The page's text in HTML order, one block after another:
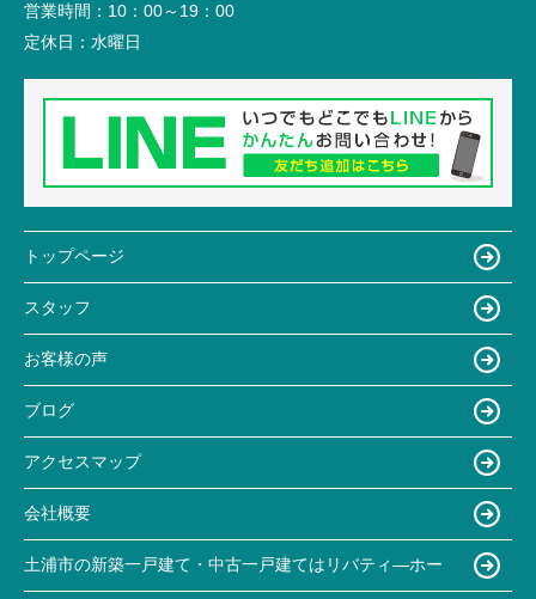
営業時間： 10：00～19：00
定休日： 水曜日
トップページ
スタッフ
お客様の声
ブログ
アクセスマップ
会社概要
土浦市の新築一戸建て・中古一戸建てはリバティ―ホー